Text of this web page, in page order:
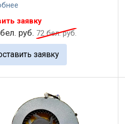
заявку
руб. 72бел. руб.
заявку